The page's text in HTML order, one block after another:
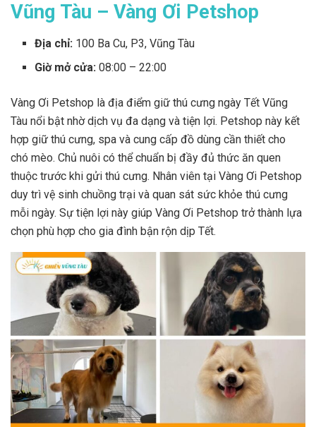
Vũng Tàu – Vàng Ơi Petshop
Địa chỉ: 100 Ba Cu, P3, Vũng Tàu
Giờ mở cửa: 08:00 – 22:00
Vàng Ơi Petshop là địa điểm giữ thú cưng ngày Tết Vũng
Tàu nổi bật nhờ dịch vụ đa dạng và tiện lợi. Petshop này kết
hợp giữ thú cưng, spa và cung cấp đồ dùng cần thiết cho
chó mèo. Chủ nuôi có thể chuẩn bị đầy đủ thức ăn quen
thuộc trước khi gửi thú cưng. Nhân viên tại Vàng Ơi Petshop
duy trì vệ sinh chuồng trại và quan sát sức khỏe thú cưng
mỗi ngày. Sự tiện lợi này giúp Vàng Ơi Petshop trở thành lựa
chọn phù hợp cho gia đình bận rộn dịp Tết.